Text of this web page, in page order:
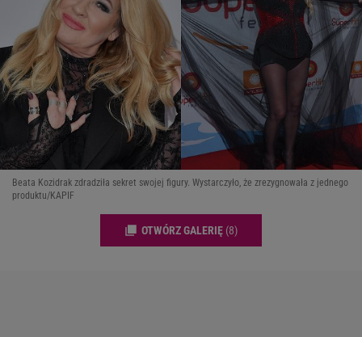
Beata Kozidrak zdradziła sekret swojej figury. Wystarczyło, że zrezygnowała z jednego
produktu/KAPIF
OTWÓRZ GALERIĘ (8)